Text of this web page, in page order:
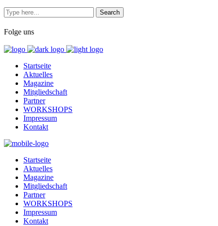
Folge uns
Startseite
Aktuelles
Magazine
Mitgliedschaft
Partner
WORKSHOPS
Impressum
Kontakt
Startseite
Aktuelles
Magazine
Mitgliedschaft
Partner
WORKSHOPS
Impressum
Kontakt